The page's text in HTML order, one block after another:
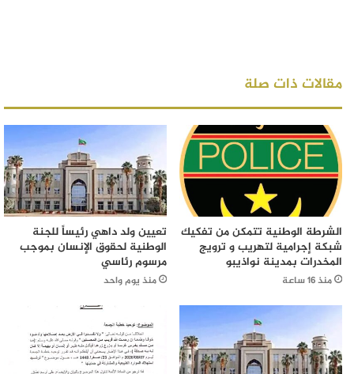
مقالات ذات صلة
الشرطة الوطنية تتمكن من تفكيك
شبكة إجرامية لتهريب و ترويج
المخدرات بمدينة نواذيبو
منذ 16 ساعة
تعيين ولد داهي رئيساً للجنة
الوطنية لحقوق الإنسان بموجب
مرسوم رئاسي
منذ يوم واحد